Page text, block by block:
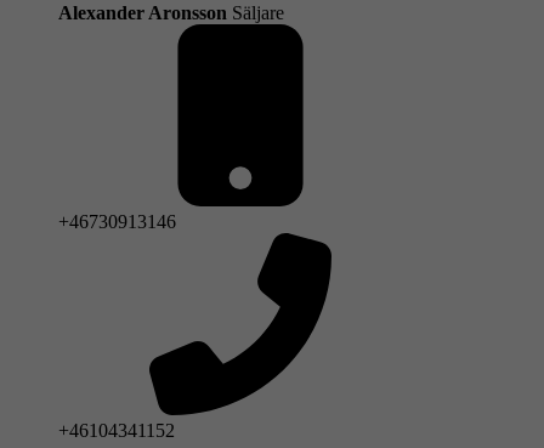
Alexander Aronsson Säljare
+46730913146
+46104341152